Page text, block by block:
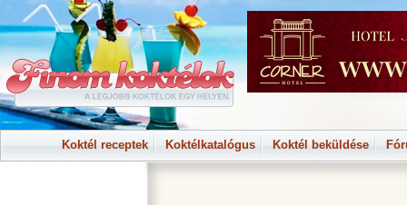
Koktél receptek Koktélkatalógus Koktél beküldése